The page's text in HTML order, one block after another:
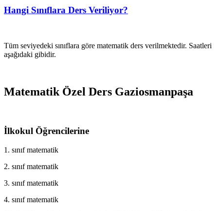
Hangi Sınıflara Ders Veriliyor?
Tüm seviyedeki sınıflara göre matematik ders verilmektedir. Saatleri
aşağıdaki gibidir.
Matematik Özel Ders Gaziosmanpaşa
İlkokul Öğrencilerine
1. sınıf matematik
2. sınıf matematik
3. sınıf matematik
4. sınıf matematik